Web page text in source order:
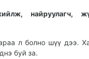
найруулагч,
л болно шүү дээ.
буй за.